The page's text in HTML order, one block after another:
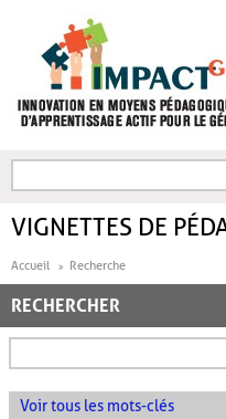
FORMULAIRE DE
VIGNETTES DE
Accueil Recherche
RECHERCHER
Voir tous les mots-clés